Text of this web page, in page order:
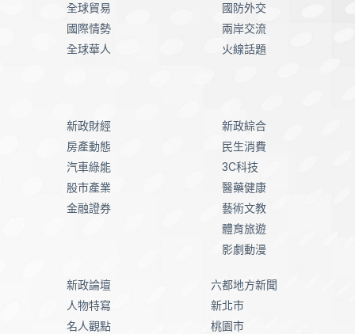
全球貿易
國際情勢
全球華人
國防外交
兩岸交流
火線話題
新政財經
房產動態
汽車綠能
股市產業
金融證券
新政綜合
民生消費
3C科技
醫藥健康
藝術文教
體育旅遊
影劇動漫
新政論壇
人物特寫
名人觀點
六都地方新聞
新北市
桃園市